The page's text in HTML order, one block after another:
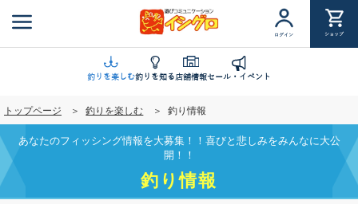
ン
に
移
動
ログイン ショップ
釣りを楽しむ釣りを知る店舗情報セール・イベント
トップページ 釣りを楽しむ 釣り情報
あなたのフィッシング情報を大募集！！喜びと悲しみをみんなに大公
開！！
釣り情報